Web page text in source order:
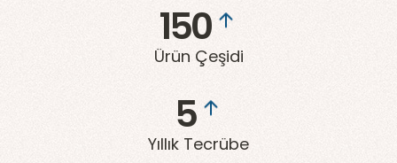
150
Ürün Çeşidi
5
Yıllık Tecrübe